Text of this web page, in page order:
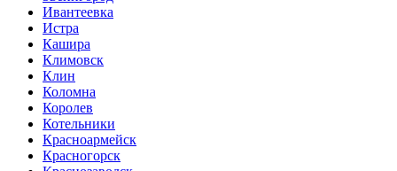
Ивантеевка
Истра
Кашира
Климовск
Клин
Коломна
Королев
Котельники
Красноармейск
Красногорск